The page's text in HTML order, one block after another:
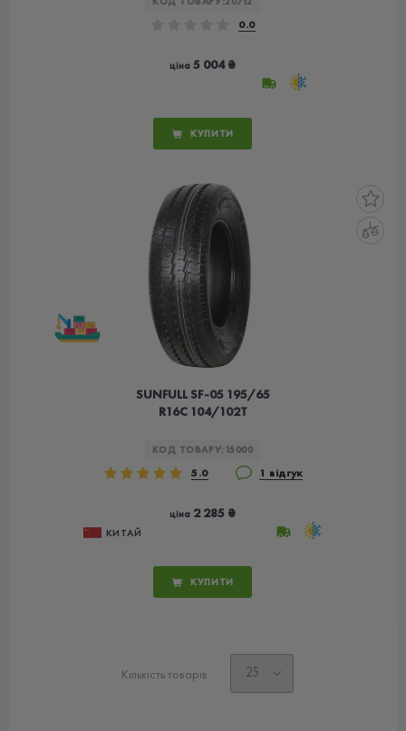
0.0
ціна 5 004 ₴
КУПИТИ
SUNFULL SF-05 195/65
R16C 104/102T
КОД ТОВАРУ: 15000
5.0 1 відгук
ціна 2 285 ₴
КИТАЙ
КУПИТИ
Кількість товарів